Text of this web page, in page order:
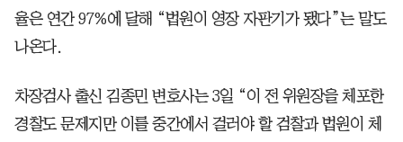
율은 연간 97%에 달해 “법원이 영장 자판기가 됐다”는 말도
나온다.
차장검사 출신 김종민 변호사는 3일 “이 전 위원장을 체포한
경찰도 문제지만 이를 중간에서 걸러야 할 검찰과 법원이 체